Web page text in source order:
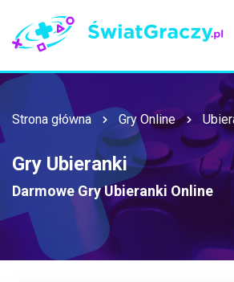
Strona główna Gry Online
Gry Ubieranki
Darmowe Gry Ubieranki Online